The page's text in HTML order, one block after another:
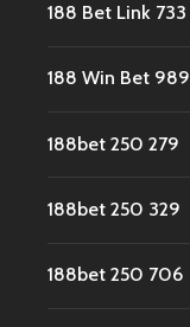
188 Bet Link 733
188 Win Bet 989
188bet 250 279
188bet 250 329
188bet 250 706